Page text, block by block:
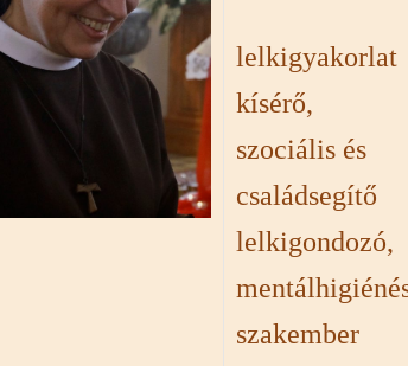
lelkigyakorlat
kísérő,
szociális és
családsegítő
lelkigondozó,
szakember